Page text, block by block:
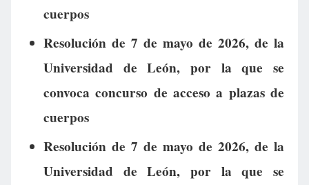
cuerpos
Resolución de 7 de mayo de 2026, de la
Universidad de León, por la que se
convoca concurso de acceso a plazas de
cuerpos
Resolución de 7 de mayo de 2026, de la
Universidad de León, por la que se